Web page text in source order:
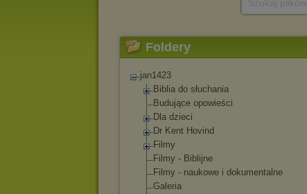
Foldery
jan1423
Biblia do słuchania
Budujące opowieści
Dla dzieci
Dr Kent Hovind
Filmy
Filmy - Biblijne
Filmy - naukowe i dokumentalne
Galeria